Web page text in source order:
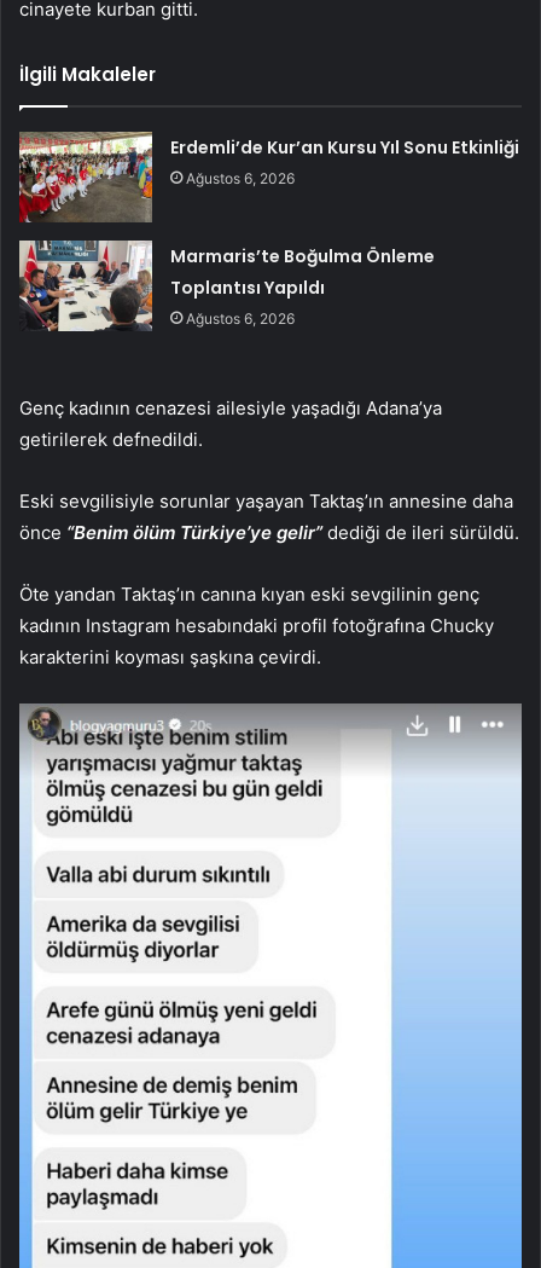
cinayete kurban gitti.
İlgili Makaleler
Erdemli’de Kur’an Kursu Yıl Sonu Etkinliği
Ağustos 6, 2026
Marmaris’te Boğulma Önleme
Toplantısı Yapıldı
Ağustos 6, 2026
Genç kadının cenazesi ailesiyle yaşadığı Adana’ya
getirilerek defnedildi.
Eski sevgilisiyle sorunlar yaşayan Taktaş’ın annesine daha
önce “Benim ölüm Türkiye’ye gelir”dediği de ileri sürüldü.
Öte yandan Taktaş’ın canına kıyan eski sevgilinin genç
kadının Instagram hesabındaki profil fotoğrafına Chucky
karakterini koyması şaşkına çevirdi.